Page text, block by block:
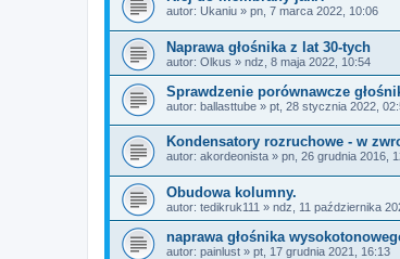
autor: Ukaniu » pn, 7 marca 2022, 10:06
Naprawa głośnika z lat 30-tych
autor: Olkus » ndz, 8 maja 2022, 10:54
Sprawdzenie porównawcze
autor: ballasttube » pt, 28 stycznia 2022,
Kondensatory rozruchowe - w
autor: akordeonista » pn, 26 grudnia 2016,
Obudowa kolumny.
autor: tedikruk111 » ndz, 11 października
naprawa głośnika
autor: painlust » pt, 17 grudnia 2021, 16:13